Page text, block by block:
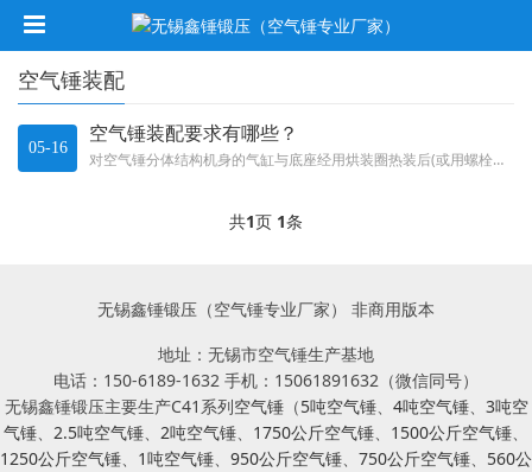
空气锤装配
05-16
空气锤装配要求有哪些？
对空气锤分体结构机身的气缸与底座经用烘装圈热装后(或用螺栓紧固后),其接触面之间的间隙不应大于0.05mm。若局部接触面...
共1页 1条
无锡鑫锤锻压（空气锤专业厂家） 非商用版本
地址：无锡市空气锤生产基地
电话：150-6189-1632 手机：15061891632（微信同号）
无锡鑫锤锻压主要生产C41系列空气锤（5吨空气锤、 4吨空气锤、 3吨空
气锤、 2.5吨空气锤、 2吨空气锤、 1750公斤空气锤、 1500公斤空气锤、
1250公斤空气锤、 1吨空气锤、 950公斤空气锤、 750公斤空气锤、 560公